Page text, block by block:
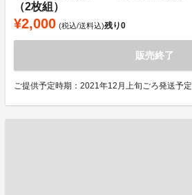
（2枚組）
¥2,000 (税込/送料込)残り0
販売終了
ご提供予定時期：2021年12月上旬ごろ発送予定